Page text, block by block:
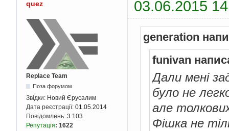
quez 03.06.2015
Replace Team
Поза форумом
Звідки: Новий Єрусалим
Дата реєстрації: 01.05.2014
Повідомлень: 3 103
Репутація: 1622
generation
funivan
Дали мені
було не
але
Фішка не